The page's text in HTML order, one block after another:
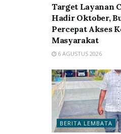
Target Layanan
Hadir Oktober,
Percepat Akses
Masyarakat
6 AGUSTUS 2026
BERITA LEMBATA